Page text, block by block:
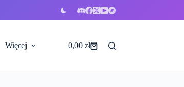
Więcej Koszyk
0,00 zł